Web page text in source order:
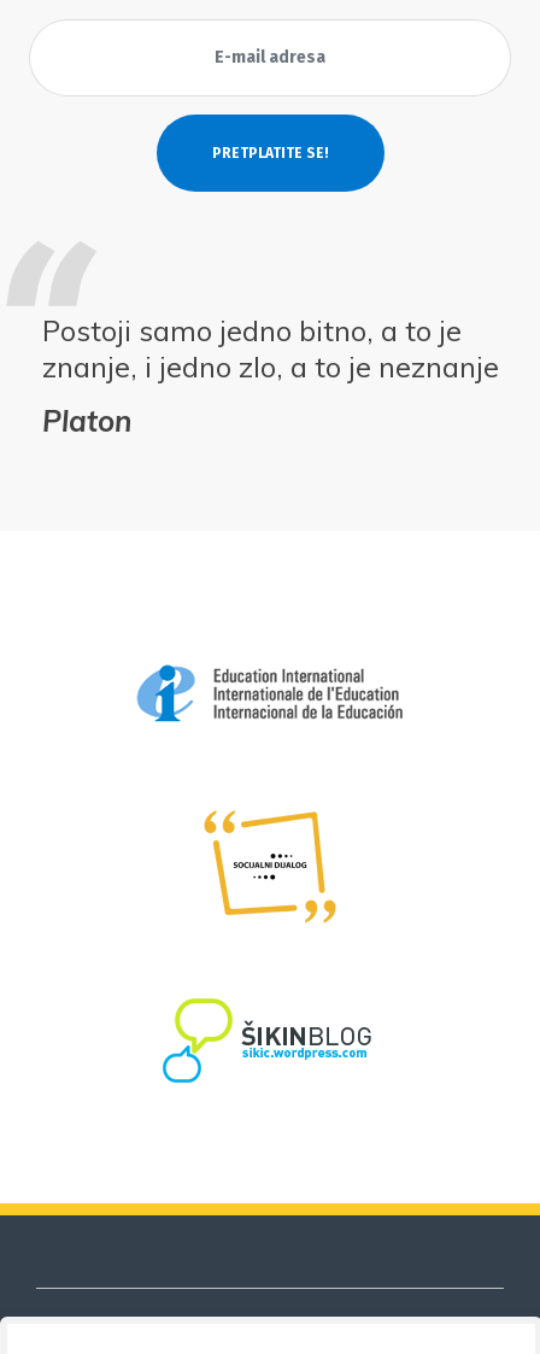
Postoji samo jedno bitno, a to je
znanje, i jedno zlo, a to je neznanje
Platon